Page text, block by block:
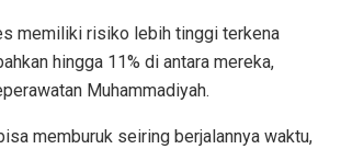
memiliki risiko lebih tinggi terkena
hingga 11% di antara mereka,
Muhammadiyah.
memburuk seiring berjalannya waktu,